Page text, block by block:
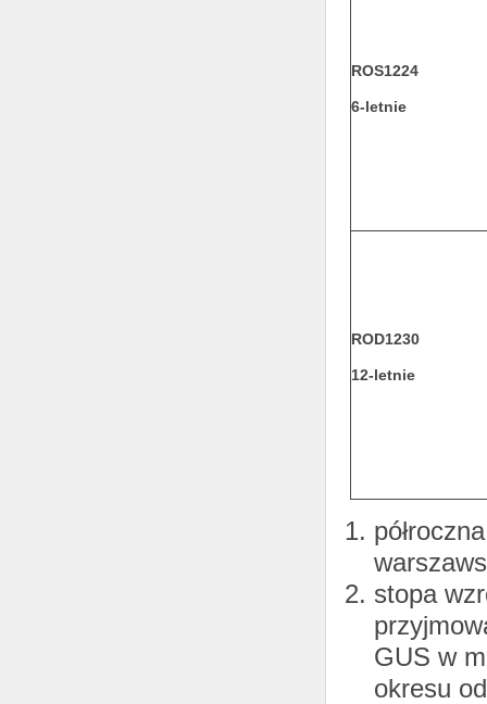
ROS1224
6-letnie
ROD1230
12-letnie
stopa
GUS w
okresu